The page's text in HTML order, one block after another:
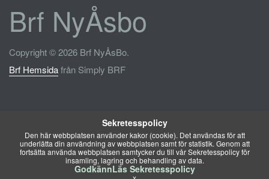
Brf NyÅsbo
Copyright © 2026 Brf NyÅsBo.
Brf Hemsidafrån Simply BRF
Sekretesspolicy
Den här webbplatsen använder kakor (cookie). Det användas för att
underlätta din användning av webbplatsen samt för statistik. Genom att
fortsätta använda webbplatsen samtycker du till vår Sekretesspolicy för
insamling, lagring och behandling av data.
GodkännLäs Sekretesspolicy